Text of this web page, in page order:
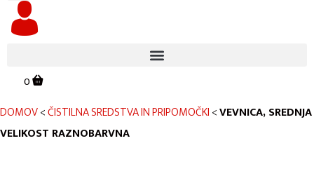
0
DOMOV<ČISTILNA SREDSTVA IN PRIPOMOČKI<VEVNICA, SREDNJA
VELIKOST RAZNOBARVNA